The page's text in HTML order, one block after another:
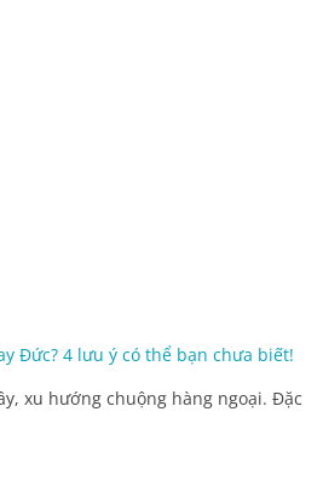
Đức? 4 lưu ý có thể bạn chưa biết!
xu hướng chuộng hàng ngoại. Đặc